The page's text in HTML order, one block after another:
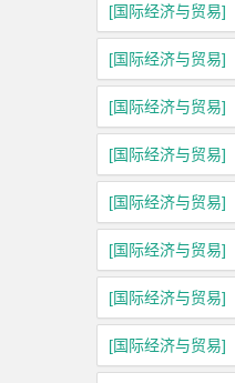
[国际经济与贸易]
[国际经济与贸易]
[国际经济与贸易]
[国际经济与贸易]
[国际经济与贸易]
[国际经济与贸易]
[国际经济与贸易]
[国际经济与贸易]